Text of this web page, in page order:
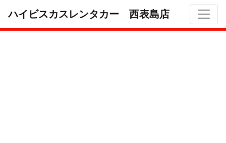
ハイビスカスレンタカー 西表島店